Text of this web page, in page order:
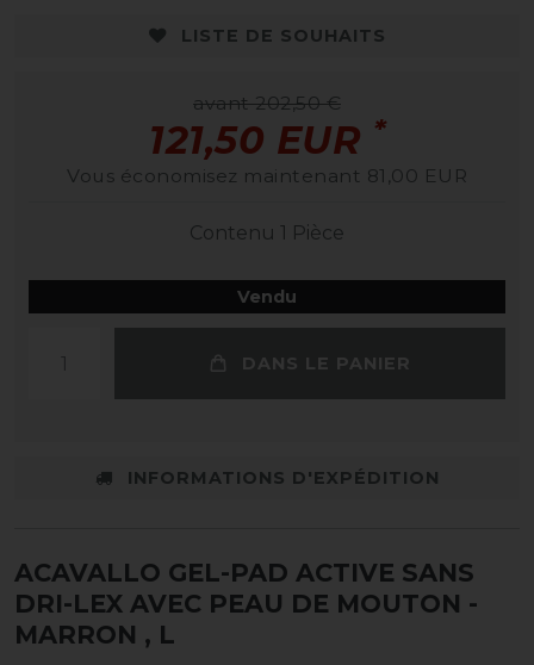
LISTE DE SOUHAITS
avant 202,50 €
121,50 EUR *
Vous économisez maintenant 81,00 EUR
Contenu 1 Pièce
Vendu
DANS LE PANIER
INFORMATIONS D'EXPÉDITION
ACAVALLO GEL-PAD ACTIVE SANS
DRI-LEX AVEC PEAU DE MOUTON -
MARRON , L